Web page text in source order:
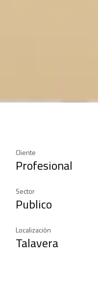
Cliente
Profesional
Sector
Publico
Localización
Talavera